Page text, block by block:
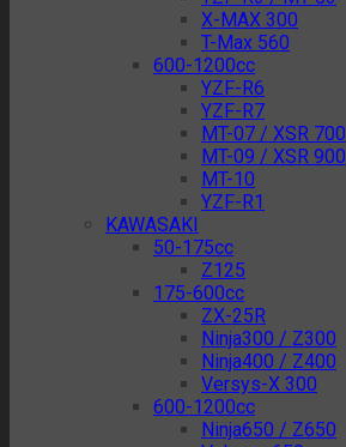
X-MAX 300
T-Max 560
600-1200cc
YZF-R6
YZF-R7
MT-07 / XSR 700
MT-09 / XSR 900
MT-10
YZF-R1
KAWASAKI
50-175cc
Z125
175-600cc
ZX-25R
Ninja300 / Z300
Ninja400 / Z400
Versys-X 300
600-1200cc
Ninja650 / Z650